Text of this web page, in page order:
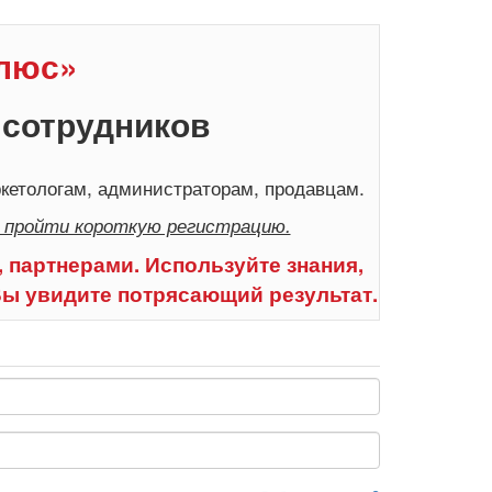
администраторам, продавцам.
короткую регистрацию.
Используйте знания,
увидите потрясающий результат.